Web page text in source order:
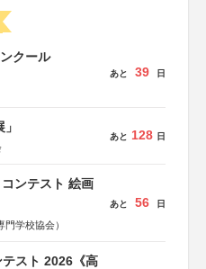
クール
あと 39 日
あと 128 日
ンテスト 絵画
学校協会）
あと 56 日
スト 2026《高